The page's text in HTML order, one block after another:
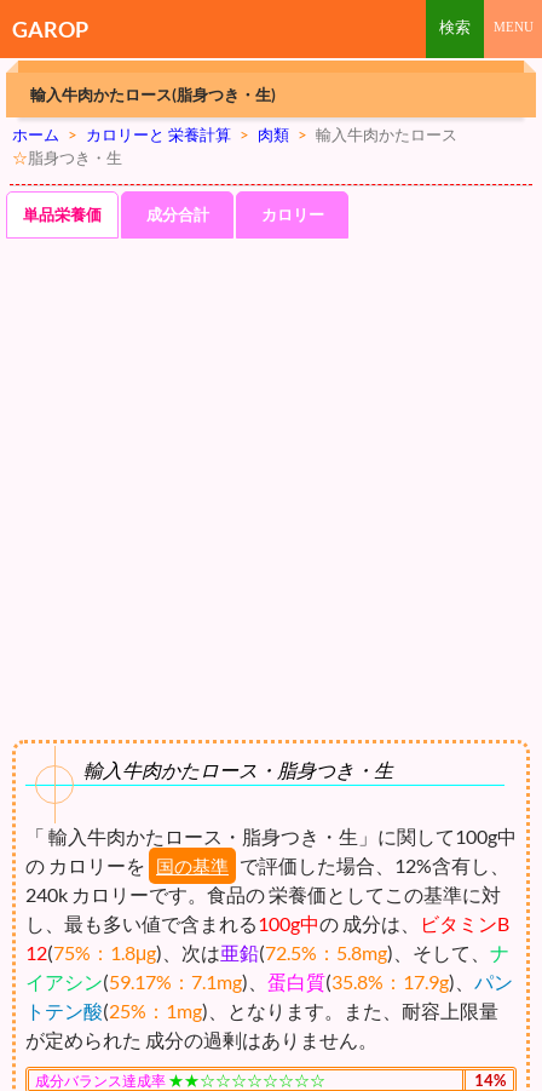
GAROP
輸入牛肉かたロース(脂身つき・生)
ホーム > カロリーと 栄養計算 > 肉類 > 輸入牛肉かたロース
☆脂身つき・生
単品栄養価 成分合計 カロリー
輸入牛肉かたロース・脂身つき・生
「 輸入牛肉かたロース・脂身つき・生」に関して100g中
の カロリーを
国の基準 で評価した場合、12%含有し、
240k カロリーです。食品の 栄養価としてこの基準に対
し、最も多い値で含まれる100g中の 成分は、
ビタミンB
12(75%：1.8μg)、次は亜鉛(72.5%：5.8mg)、そして、 ナ
イアシン(59.17%：7.1mg)、 蛋白質(35.8%：17.9g)、 パン
トテン酸(25%：1mg)、となります。また、耐容上限量
が定められた 成分の過剰はありません。
成分バランス達成率 ★★☆☆☆☆☆☆☆☆ 14%